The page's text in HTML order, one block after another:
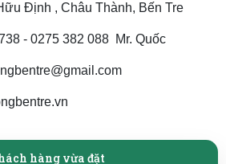
Định , Châu Thành, Bến Tre
- 0275 382 088 Mr. Quốc
hàng vừa đặt